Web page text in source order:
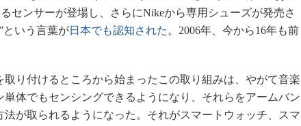
S＆OP
インダストリー4.0
製造業ビッグデータ
メイドインジャパン
植物工場
センサーが登場し、さらにNikeから専用シューズが発売さ
という言葉が日本でも認知された 。2006年、今から16年も前
り付けるところから始まったこの取り組みは、やがて音楽
体でもセンシングできるようになり、それらをアームバン
法が取られるようになった。それがスマートウォッチ、スマ